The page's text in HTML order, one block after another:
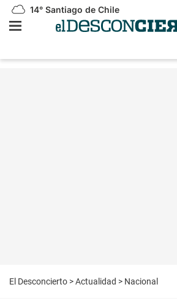
14° Santiago de Chile
El Desconcierto >Actualidad > Nacional